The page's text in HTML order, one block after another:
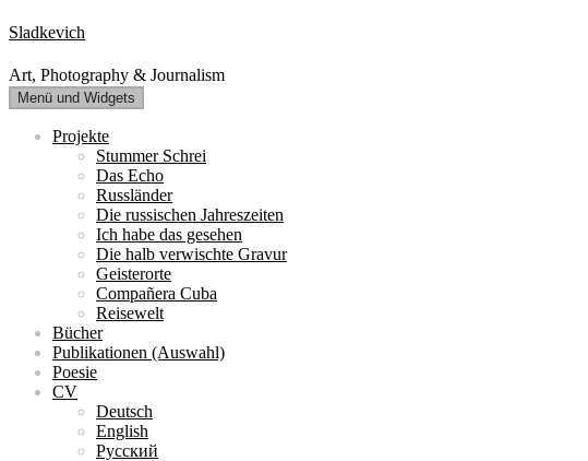
Zum
Inhalt
springen
Sladkevich
Art, Photography & Journalism
Menü und Widgets
Projekte
Stummer Schrei
Das Echo
Russländer
Die russischen Jahreszeiten
Ich habe das gesehen
Die halb verwischte Gravur
Geisterorte
Compañera Cuba
Reisewelt
Bücher
Publikationen (Auswahl)
Poesie
CV
Deutsch
English
Русский